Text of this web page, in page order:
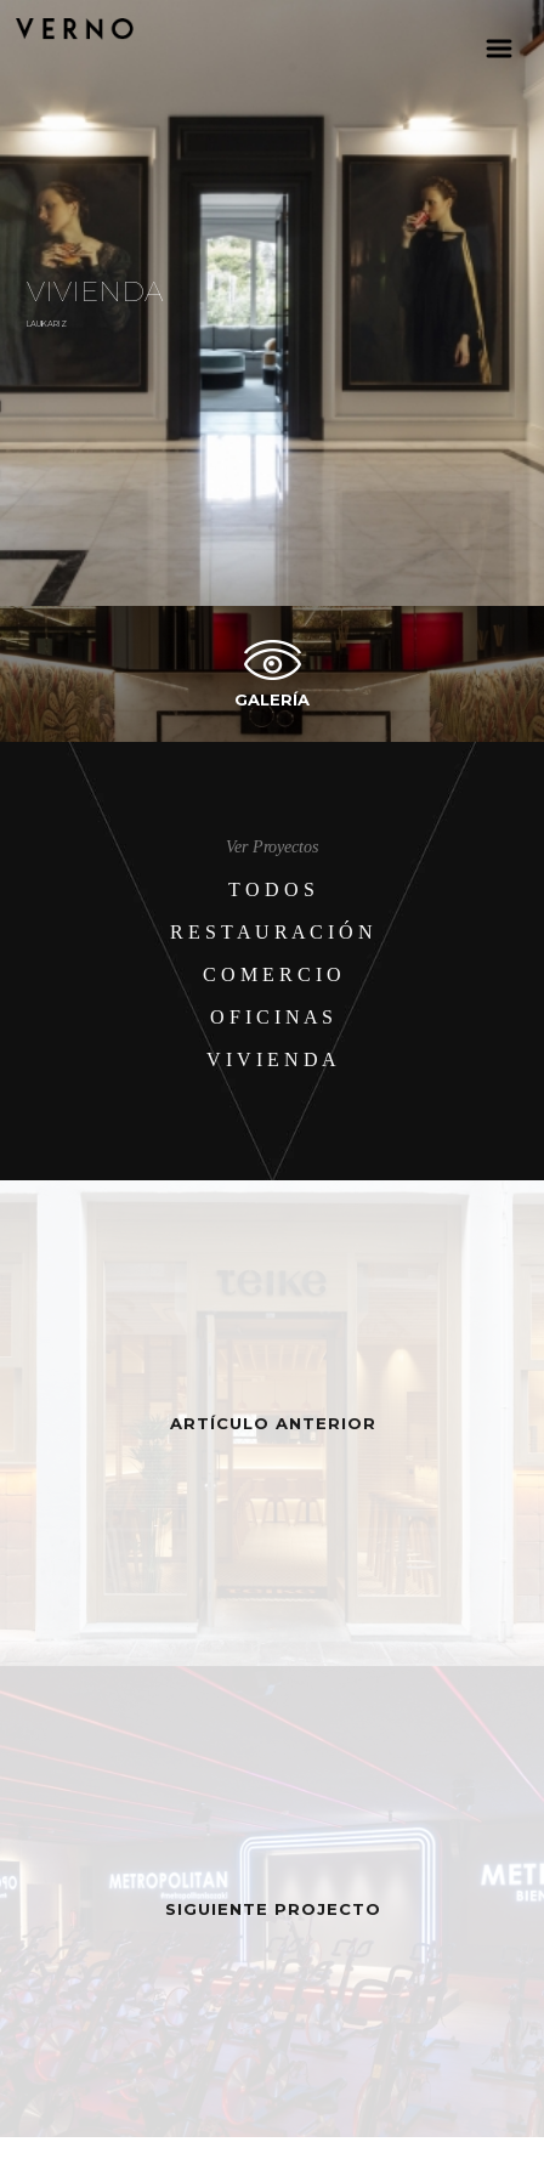
VIVIENDA
LAUKARIZ
GALERÍA
Ver Proyectos
T O D O S
R E S T A U R A C I Ó N
C O M E R C I O
O F I C I N A S
V I V I E N D A
ARTÍCULO ANTERIOR
SIGUIENTE PROJECTO